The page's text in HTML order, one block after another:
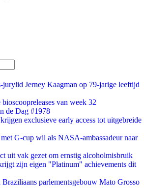
jurylid Jerney Kaagman op 79-jarige leeftijd
van week 32
de Dag #1978
exclusieve early access tot uitgebreide
G-cup wil als NASA-ambassadeur naar
uit vak gezet om ernstig alcoholmisbruik
zijn eigen "Platinum" achievements dit
Braziliaans parlementsgebouw Mato Grosso